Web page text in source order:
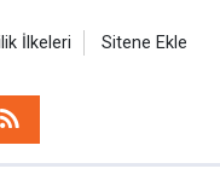
İlkeleri Sitene Ekle